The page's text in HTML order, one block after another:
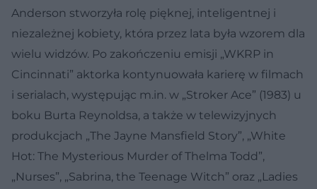
Anderson stworzyła rolę pięknej, inteligentnej i
niezależnej kobiety, która przez lata była wzorem dla
wielu widzów. Po zakończeniu emisji „WKRP in
Cincinnati” aktorka kontynuowała karierę w filmach
i serialach, występując m.in. w „Stroker Ace” (1983) u
boku Burta Reynoldsa, a także w telewizyjnych
produkcjach „The Jayne Mansfield Story”, „White
Hot: The Mysterious Murder of Thelma Todd”,
„Nurses”, „Sabrina, the Teenage Witch” oraz „Ladies